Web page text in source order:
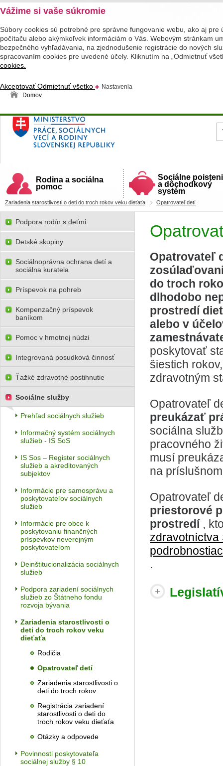
Vážime si vaše súkromie
Súbory cookies sú potrebné pre správne fungovanie webu, ako aj
počítaču alebo akýmkoľvek informáciám o Vás. Webovým stránkam
bezpečného vyhľadávania, na zjednodušenie registrácie do nových
spracovaním cookies pre uvedené účely. Kliknutím na „Odmietnuť
cookies.
AkceptovaťOdmietnuť všetko
Nastavenia
Domov
Ministerstvo práce, sociálnych vecí a rodiny
Slovenskej republiky
Rodina a sociálna
pomoc
Sociálne
a dôchodkový
systém
Zariadenia starostlivosti o deti do troch rokov veku dieťaťa Opatrovateľ detí
Opatrovateľ
do troch
dlhodobo
prostredí
alebo v
poskytovať
šiestich
zdravotným
Opatrovateľ
preukázať
sociálna
pracovného
musí
na
Opatrovateľ
priestorové
prostredí ,
zdravotníctva
.
Podpora rodín s deťmi
Detské skupiny
Sociálnoprávna ochrana detí a
sociálna kuratela
Príspevok na pohreb
Kompenzačný príspevok
baníkom
Pomoc v hmotnej núdzi
Integrovaná posudková činnosť
Ťažké zdravotné postihnutie
Sociálne služby
Prehľad sociálnych služieb
Informačný systém sociálnych
služieb - IS SoS
IS Sos – Register sociálnych
služieb a akreditovaných
subjektov
Informácie pre samosprávu a
poskytovateľov sociálnych
služieb
Informácie pre obce k
poskytovaniu finančných
príspevkov neverejným
poskytovateľom
Deinštitucionalizácia sociálnych
služieb
Podpora zariadení sociálnych
služieb zo Štátneho fondu
rozvoja bývania
Zariadenia starostlivosti o
deti do troch rokov veku
dieťaťa
Rodičia
Opatrovateľ detí
Zariadenia starostlivosti o
deti do troch rokov
Registrácia zariadení
starostlivosti o deti do
troch rokov veku dieťaťa
Otázky a odpovede
Povinnosti poskytovateľa
sociálnej služby § 10